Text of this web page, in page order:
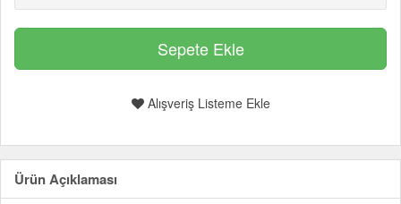
Alışveriş Listeme Ekle
Ürün Açıklaması